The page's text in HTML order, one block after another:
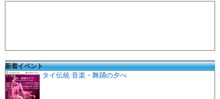
新着イベント
タイ伝統 音楽・舞踊の夕べ